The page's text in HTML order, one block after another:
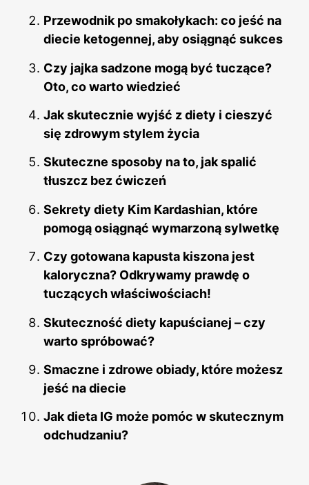
Przewodnik po smakołykach: co jeść na
diecie ketogennej, aby osiągnąć sukces
Czy jajka sadzone mogą być tuczące?
Oto, co warto wiedzieć
Jak skutecznie wyjść z diety i cieszyć
się zdrowym stylem życia
Skuteczne sposoby na to, jak spalić
tłuszcz bez ćwiczeń
Sekrety diety Kim Kardashian, które
pomogą osiągnąć wymarzoną sylwetkę
Czy gotowana kapusta kiszona jest
kaloryczna? Odkrywamy prawdę o
tuczących właściwościach!
Skuteczność diety kapuścianej – czy
warto spróbować?
Smaczne i zdrowe obiady, które możesz
jeść na diecie
Jak dieta IG może pomóc w skutecznym
odchudzaniu?